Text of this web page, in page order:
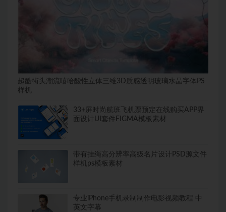
超酷街头潮流嘻哈酸性立体三维3D质感透明玻璃水晶字体PS
样机
33+屏时尚航班飞机票预定在线购买APP界
面设计UI套件FIGMA模板素材
带有挂绳高分辨率高级名片设计PSD源文件
样机ps模板素材
专业iPhone手机录制制作电影视频教程 中
英文字幕